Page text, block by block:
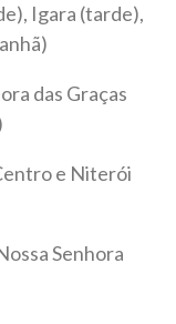
Igara (tarde),
das Graças
e Niterói
Senhora